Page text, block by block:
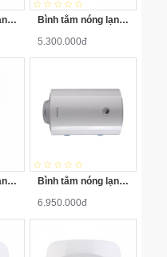
Bình tắm nóng lạnh Ariston PRO-R50SH 2.5FE 50 Lít
Bình tắm nóng lạnh Ariston PRO-R80V 2.5FE 80 Lít
5.300.000đ
Bình tắm nóng lạnh Ariston PRO-R100V 2.5FE 100 Lít
Bình tắm nóng lạnh Ariston PRO-R100H 2.5FE 100 Lít
6.950.000đ